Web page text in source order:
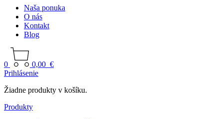
Naša ponuka
O nás
Kontakt
Blog
0 0,00 €
Prihlásenie
Žiadne produkty v košíku.
Produkty